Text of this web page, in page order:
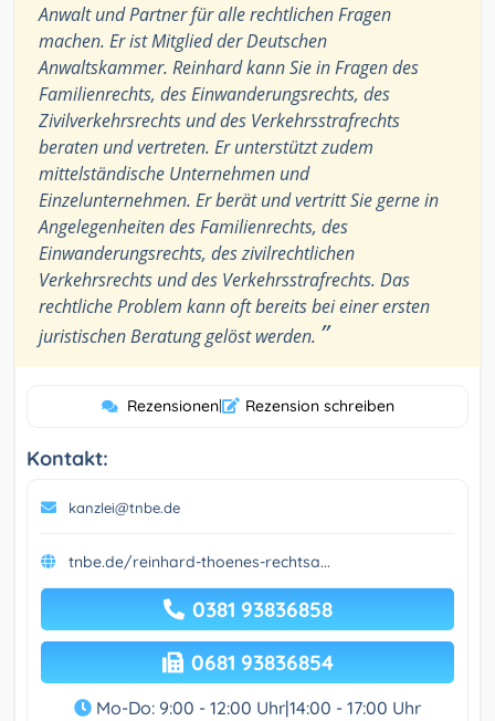
Anwalt und Partner für alle rechtlichen Fragen
machen. Er ist Mitglied der Deutschen
Anwaltskammer. Reinhard kann Sie in Fragen des
Familienrechts, des Einwanderungsrechts, des
Zivilverkehrsrechts und des Verkehrsstrafrechts
beraten und vertreten. Er unterstützt zudem
mittelständische Unternehmen und
Einzelunternehmen. Er berät und vertritt Sie gerne in
Angelegenheiten des Familienrechts, des
Einwanderungsrechts, des zivilrechtlichen
Verkehrsrechts und des Verkehrsstrafrechts. Das
rechtliche Problem kann oft bereits bei einer ersten
juristischen Beratung gelöst werden. ”
Rezensionen| Rezension schreiben
Kontakt:
kanzlei@tnbe.de
tnbe.de/reinhard-thoenes-rechtsa...
0381 93836858
0681 93836854
Mo-Do: 9:00 - 12:00 Uhr|14:00 - 17:00 Uhr